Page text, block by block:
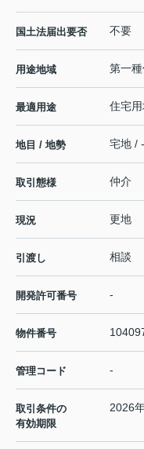
国土法届出要否 不要
用途地域 第一
最適用途 住宅
地目 / 地勢 宅地 / -
取引態様 仲介
現況 更地
引渡し 相談
開発許可番号 -
物件番号
管理コード -
取引条件の
有効期限
2026